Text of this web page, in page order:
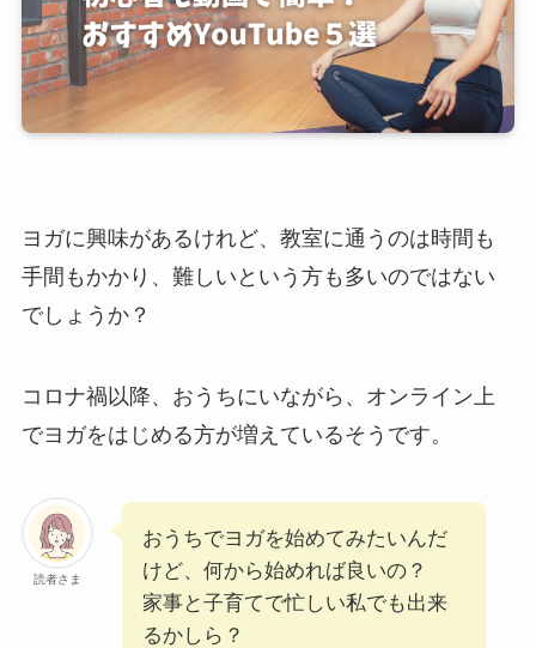
ヨガに興味があるけれど、教室に通うのは時間も
手間もかかり、難しいという方も多いのではない
でしょうか？
コロナ禍以降、おうちにいながら、オンライン上
でヨガをはじめる方が増えているそうです。
読者さま
おうちでヨガを始めてみたいんだ
けど、何から始めれば良いの？
家事と子育てで忙しい私でも出来
るかしら？